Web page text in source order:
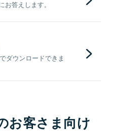
答えします。
ダウンロードできま
お客さま向け